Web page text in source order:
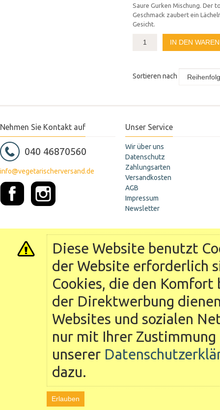
Saure Gurken Mischung. Der
Geschmack zaubert ein
Gesicht.
IN DEN
Sortieren nach
Nehmen Sie Kontakt auf
040 46870560
info@vegetarischerversand.de
Unser Service
Wir über uns
Datenschutz
Zahlungsarten
Versandkosten
AGB
Impressum
Newsletter
Diese Website benutzt
der Website erforderlich
Cookies, die den
der Direktwerbung
Websites und sozialen
nur mit Ihrer
unserer
dazu.
Erlauben